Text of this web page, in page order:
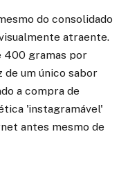
do consolidado
atraente.
400 gramas por
de um único sabor
a compra de
'instagramável'
antes mesmo de